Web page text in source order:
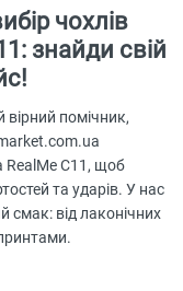
чохлів
знайди свій
вірний помічник,
RealMe C11, щоб
та ударів. У нас
смак: від лаконічних